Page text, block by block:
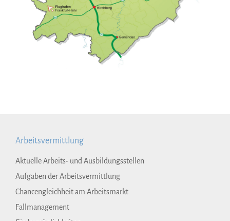
Arbeitsvermittlung
Aktuelle Arbeits- und Ausbildungsstellen
Aufgaben der Arbeitsvermittlung
Chancengleichheit am Arbeitsmarkt
Fallmanagement